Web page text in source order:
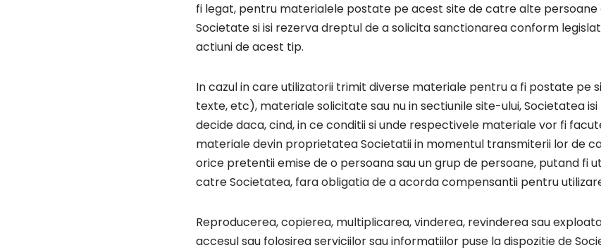
fi legat, pentru materialele postate pe acest site de catre alte
Societate si isi rezerva dreptul de a solicita sanctionarea conform
actiuni de acest tip.
In cazul in care utilizatorii trimit diverse materiale pentru a fi postate pe
texte, etc), materiale solicitate sau nu in sectiunile site-ului, Societatea
decide daca, cind, in ce conditii si unde respectivele materiale vor fi
materiale devin proprietatea Societatii in momentul transmiterii lor de
orice pretentii emise de o persoana sau un grup de persoane, putand fi
catre Societatea, fara obligatia de a acorda compensantii pentru
Reproducerea, copierea, multiplicarea, vinderea, revinderea sau
accesul sau folosirea serviciilor sau informatiilor puse la dispozitie de